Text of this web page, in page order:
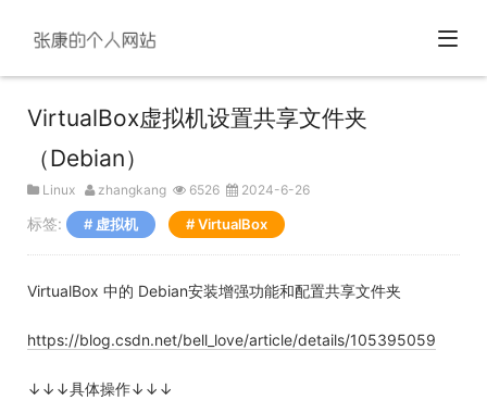
VirtualBox虚拟机设置共享文件夹
（Debian）
Linux zhangkang 6526 2024-6-26
标签: 虚拟机 VirtualBox
VirtualBox 中的 Debian安装增强功能和配置共享文件夹
https://blog.csdn.net/bell_love/article/details/105395059
↓↓↓具体操作↓↓↓